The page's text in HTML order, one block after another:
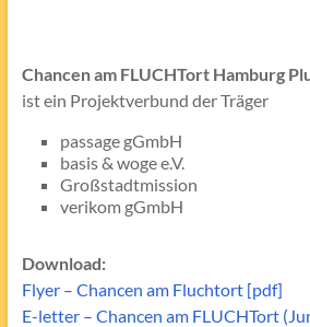
Chancen am FLUCHTort Hamburg
ist ein Projektverbund der Träger
passage gGmbH
basis & woge e.V.
Großstadtmission
verikom gGmbH
Download:
Flyer – Chancen am Fluchtort [pdf]
E-letter – Chancen am FLUCHTort